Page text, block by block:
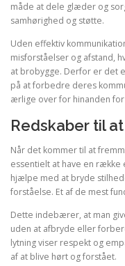
måde at dele glæder og
samhørighed og støtte.
Uden effektiv
misforståelser og afstand,
at brobygge. Derfor er det
på at forbedre deres
ærlige over for hinanden
Redskaber til
Når det kommer til at
essentielt at have en række
hjælpe med at bryde
forståelse. Et af de mest
Dette indebærer, at man
uden at afbryde eller
lytning viser respekt og
af at blive hørt og forstået.